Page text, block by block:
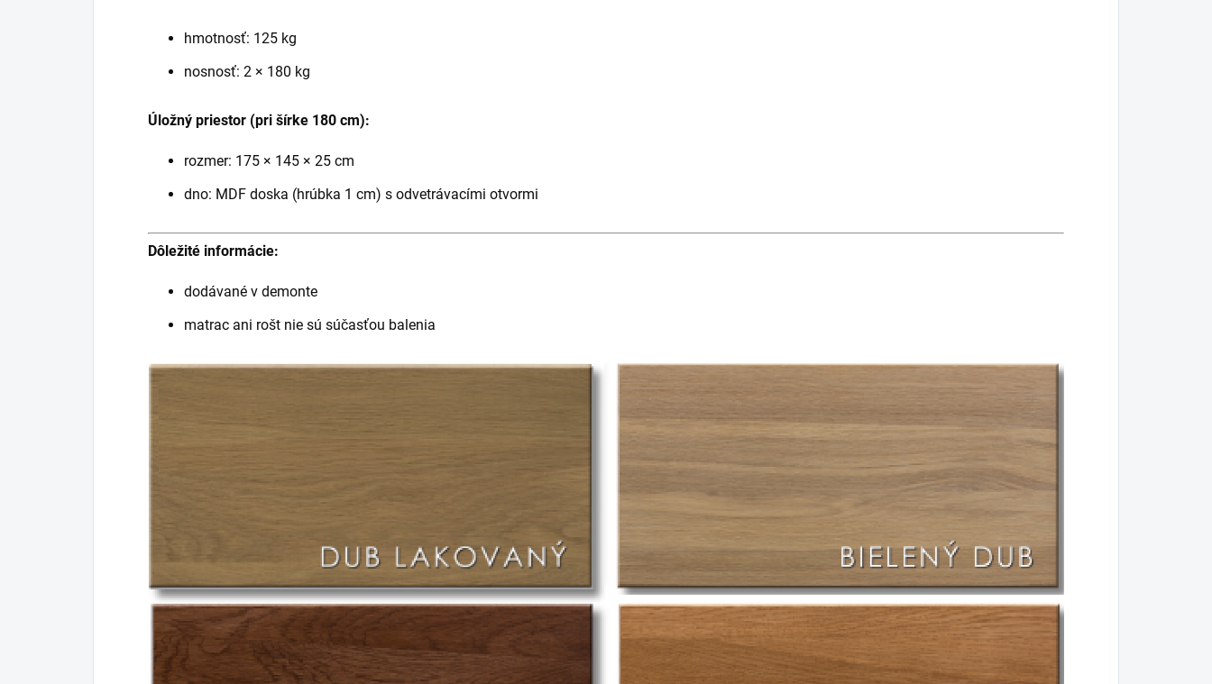
hmotnosť: 125 kg
nosnosť: 2 × 180 kg
Úložný priestor (pri šírke 180 cm):
rozmer: 175 × 145 × 25 cm
dno: MDF doska (hrúbka 1 cm) s odvetrávacími otvormi
Dôležité informácie:
dodávané v demonte
matrac ani rošt nie sú súčasťou balenia